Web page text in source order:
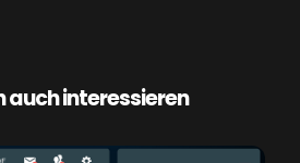
auch interessieren